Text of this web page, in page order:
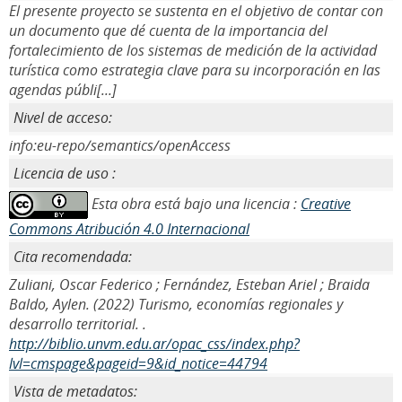
El presente proyecto se sustenta en el objetivo de contar con
un documento que dé cuenta de la importancia del
fortalecimiento de los sistemas de medición de la actividad
turística como estrategia clave para su incorporación en las
agendas públi[...]
Nivel de acceso:
info:eu-repo/semantics/openAccess
Licencia de uso :
Esta obra está bajo una licencia : Creative
Commons Atribución 4.0 Internacional
Cita recomendada:
Zuliani, Oscar Federico ; Fernández, Esteban Ariel ; Braida
Baldo, Aylen. (2022) Turismo, economías regionales y
desarrollo territorial. .
http://biblio.unvm.edu.ar/opac_css/index.php?
lvl=cmspage&pageid=9&id_notice=44794
Vista de metadatos: